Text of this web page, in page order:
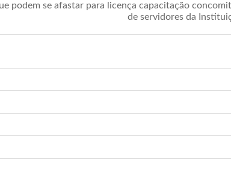
podem se afastar para licença capacitação
de servidores da